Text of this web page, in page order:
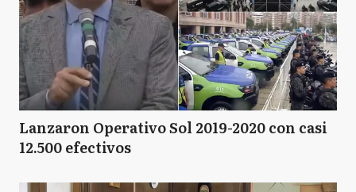
Lanzaron Operativo Sol 2019-2020 con casi
12.500 efectivos